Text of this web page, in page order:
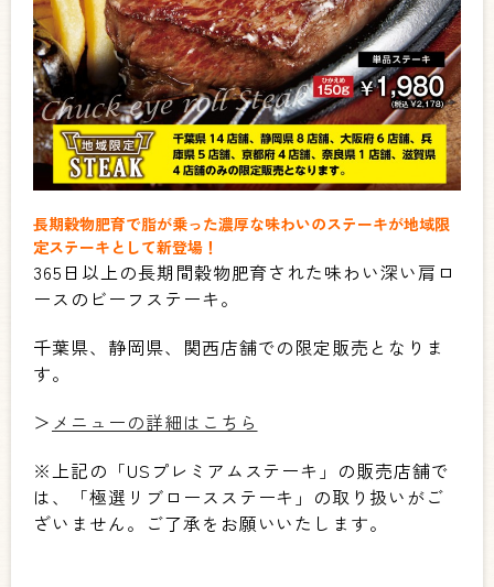
長期穀物肥育で脂が乗った濃厚な味わいのステーキが地域限
定ステーキとして新登場！
365日以上の長期間穀物肥育された味わい深い肩ロ
ースのビーフステーキ。
千葉県、静岡県、関西店舗での限定販売となりま
す。
＞ メニューの詳細はこちら
※上記の「USプレミアムステーキ」の販売店舗で
は、「極選リブロースステーキ」の取り扱いがご
ざいません。ご了承をお願いいたします。